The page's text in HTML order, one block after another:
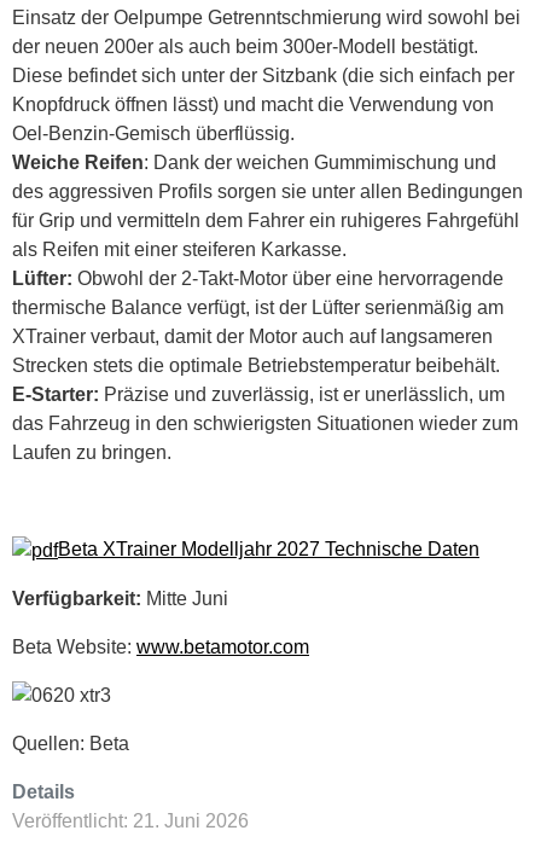
Einsatz der Oelpumpe Getrenntschmierung wird sowohl bei
der neuen 200er als auch beim 300er-Modell bestätigt.
Diese befindet sich unter der Sitzbank (die sich einfach per
Knopfdruck öffnen lässt) und macht die Verwendung von
Oel-Benzin-Gemisch überflüssig.
Weiche Reifen: Dank der weichen Gummimischung und
des aggressiven Profils sorgen sie unter allen Bedingungen
für Grip und vermitteln dem Fahrer ein ruhigeres Fahrgefühl
als Reifen mit einer steiferen Karkasse.
Lüfter: Obwohl der 2-Takt-Motor über eine hervorragende
thermische Balance verfügt, ist der Lüfter serienmäßig am
XTrainer verbaut, damit der Motor auch auf langsameren
Strecken stets die optimale Betriebstemperatur beibehält.
E-Starter: Präzise und zuverlässig, ist er unerlässlich, um
das Fahrzeug in den schwierigsten Situationen wieder zum
Laufen zu bringen.
Beta XTrainer Modelljahr 2027 Technische Daten
Verfügbarkeit: Mitte Juni
Beta Website: www.betamotor.com
Quellen: Beta
Details
Veröffentlicht: 21. Juni 2026